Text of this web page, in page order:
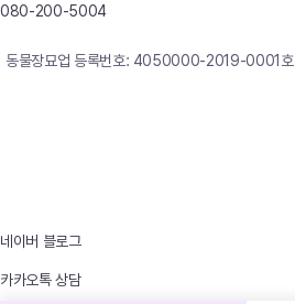
080-200-5004
동물장묘업 등록번호: 4050000-2019-0001호
네이버 블로그
카카오톡 상담